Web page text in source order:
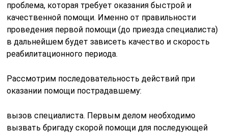
проблема, которая требует оказания быстрой и
качественной помощи. Именно от правильности
проведения первой помощи (до приезда специалиста)
в дальнейшем будет зависеть качество и скорость
реабилитационного периода.
Рассмотрим последовательность действий при
оказании помощи пострадавшему:
вызов специалиста. Первым делом необходимо
вызвать бригаду скорой помощи для последующей